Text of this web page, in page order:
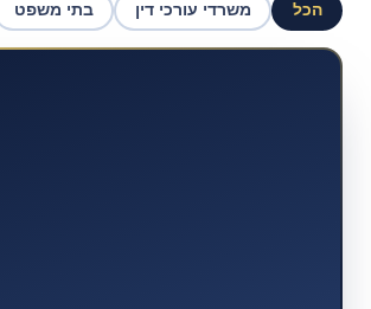
הכל משרדי עורכי דין בתי משפט